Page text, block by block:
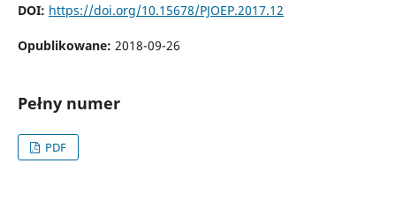
DOI: https://doi.org/10.15678/PJOEP.2017.12
Opublikowane: 2018-09-26
Pełny numer
PDF